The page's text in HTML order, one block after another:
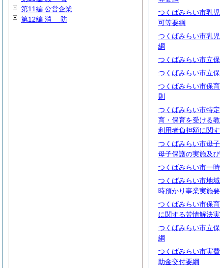
つくばみらい市乳
可等要綱
つくばみらい市乳
綱
つくばみらい市立
つくばみらい市立
つくばみらい市保
則
つくばみらい市特
育・保育を受ける
利用者負担額に関
つくばみらい市母
母子保護の実施及
つくばみらい市一
つくばみらい市地
時預かり事業実施
つくばみらい市保
に関する苦情解決
つくばみらい市立
綱
つくばみらい市実
助金交付要綱
第11編 公営企業
第12編 消 防